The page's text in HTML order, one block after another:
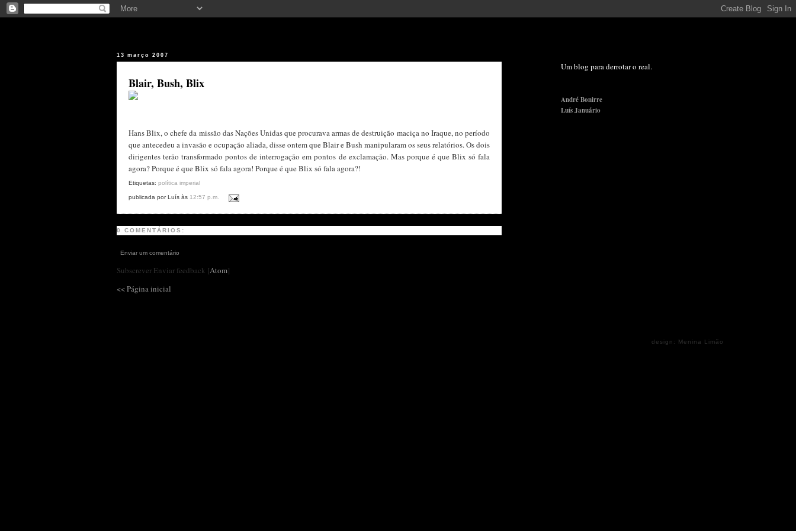
13 março 2007
Blair, Bush, Blix
Hans Blix, o chefe da missão das Nações Unidas que procurava armas de destruição maciça no Iraque, no período
que antecedeu a invasão e ocupação aliada, disse ontem que Blair e Bush manipularam os seus relatórios. Os dois
dirigentes terão transformado pontos de interrogação em pontos de exclamação. Mas porque é que Blix só fala
agora? Porque é que Blix só fala agora! Porque é que Blix só fala agora?!
Etiquetas: política imperial
publicada por Luís às 12:57 p.m.
0 COMENTÁRIOS:
Enviar um comentário
Subscrever Enviar feedback [Atom]
<< Página inicial
Um blog para derrotar o real.
André Bonirre
Luís Januário
design: Menina Limão